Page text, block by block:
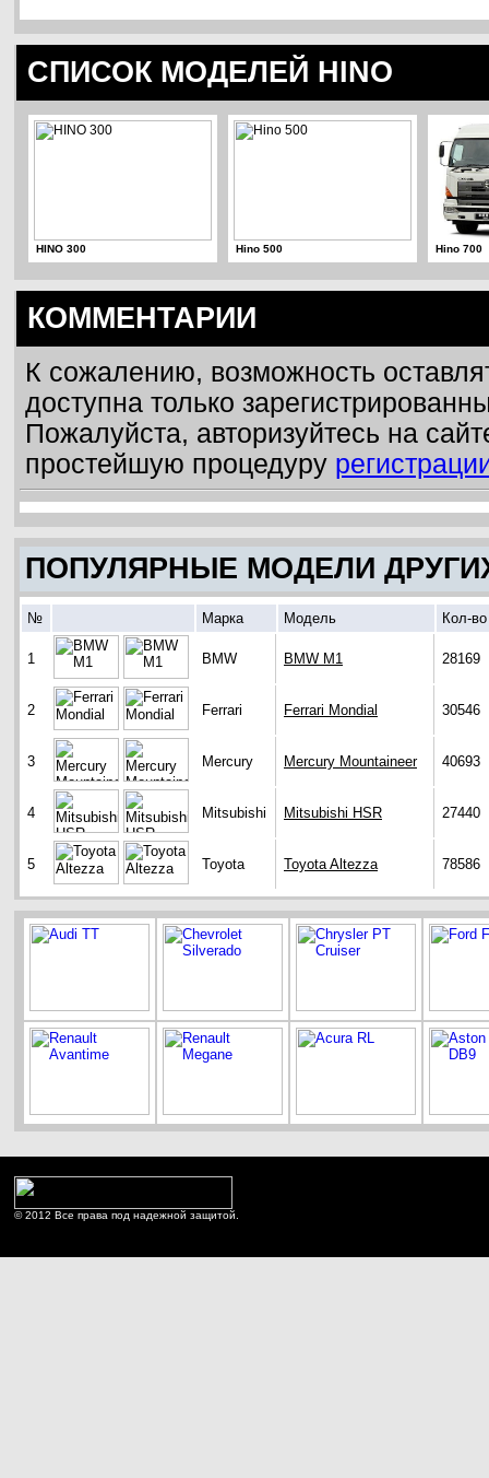
СПИСОК МОДЕЛЕЙ HINO
HINO 300 Hino 500 Hino 700
КОММЕНТАРИИ
К сожалению, возможность
доступна только
Пожалуйста, авторизуйтесь на
простейшую процедуру
ПОПУЛЯРНЫЕ МОДЕЛИ
№ Марка Модель Кол-
1 BMW BMW M1 28169
2 Ferrari Ferrari Mondial 30546
3 Mercury Mercury Mountaineer 40693
4 Mitsubishi Mitsubishi HSR 27440
5 Toyota Toyota Altezza 78586
© 2012 Все права под надежной защитой.